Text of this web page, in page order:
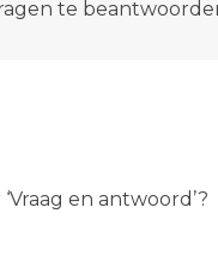
te
en antwoord’?